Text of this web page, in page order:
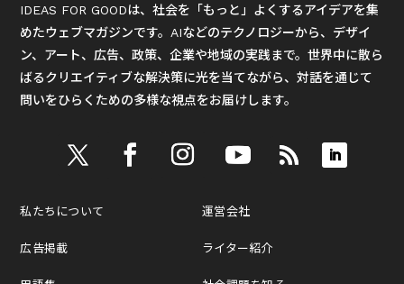
IDEAS FOR GOODは、社会を「もっと」よくするアイデアを集
めたウェブマガジンです。AIなどのテクノロジーから、デザイ
ン、アート、広告、政策、企業や地域の実践まで。世界中に散ら
ばるクリエイティブな解決策に光を当てながら、対話を通じて
問いをひらくための多様な視点をお届けします。
私たちについて
広告掲載
運営会社
ライター紹介